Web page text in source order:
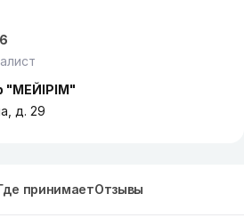
"МЕЙІРІМ"
д. 29
принимаетОтзывы